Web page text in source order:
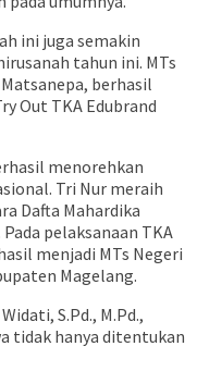
ini juga semakin
tahun ini. MTs
berhasil
Out TKA Edubrand
menorehkan
Tri Nur meraih
Dafta Mahardika
pelaksanaan TKA
menjadi MTs Negeri
Magelang.
S.Pd., M.Pd.,
tidak hanya ditentukan